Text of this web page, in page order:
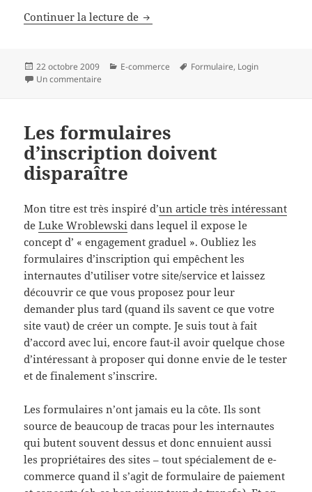
Continuer la lecture de La création de compte chez Tink
Publié
le
22 octobre 2009 Catégories
E-commerce
Mots-
Formulaire, Login
Un commentaire
Les formulaires
d’inscription doivent
disparaître
Mon titre est très inspiré d’un article très intéressant
deLuke Wroblewski dans lequel il expose le
concept d’ « engagement graduel ». Oubliez les
formulaires d’inscription qui empêchent les
internautes d’utiliser votre site/service et laissez
découvrir ce que vous proposez pour leur
demander plus tard (quand ils savent ce que votre
site vaut) de créer un compte. Je suis tout à fait
d’accord avec lui, encore faut-il avoir quelque chose
d’intéressant à proposer qui donne envie de le tester
et de finalement s’inscrire.
Les formulaires n’ont jamais eu la côte. Ils sont
source de beaucoup de tracas pour les internautes
qui butent souvent dessus et donc ennuient aussi
les propriétaires des sites – tout spécialement de e-
commerce quand il s’agit de formulaire de paiement